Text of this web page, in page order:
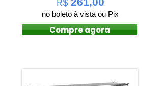
R$
no boleto à vista ou Pix
Compre agora